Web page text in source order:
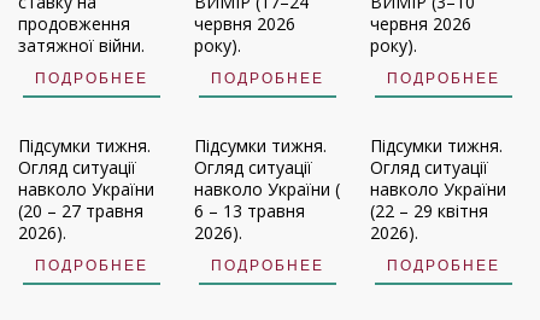
продовження
затяжної війни.
ПОДРОБНЕЕ
червня 2026
року).
ПОДРОБНЕЕ
червня 2026
року).
ПОДРОБНЕЕ
Підсумки тижня.
Огляд ситуації
навколо України
(20 – 27 травня
2026).
ПОДРОБНЕЕ
Підсумки тижня.
Огляд ситуації
навколо України (
6 – 13 травня
2026).
ПОДРОБНЕЕ
Підсумки тижня.
Огляд ситуації
навколо України
(22 – 29 квітня
2026).
ПОДРОБНЕЕ